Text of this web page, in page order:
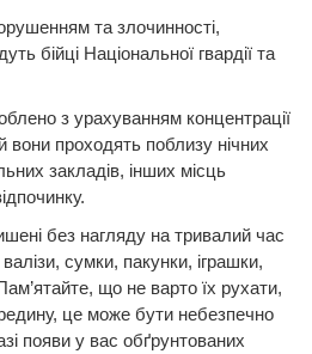
та злочинності,
бійці Національної гвардії та
з урахуванням концентрації
проходять поблизу нічних
закладів, інших місць
без нагляду на тривалий час
сумки, пакунки, іграшки,
що не варто їх рухати,
це може бути небезпечно
появи у вас обґрунтованих